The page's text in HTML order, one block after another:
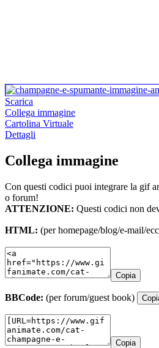
Scarica
Collega immagine
Cartolina Virtuale
Dettagli
Collega immagine
Con questi codici puoi integrare la gif
o forum!
ATTENZIONE: Questi codici non
HTML: (per homepage/blog/e-mail/
Copia
BBCode: (per forum/guest book)
Copia